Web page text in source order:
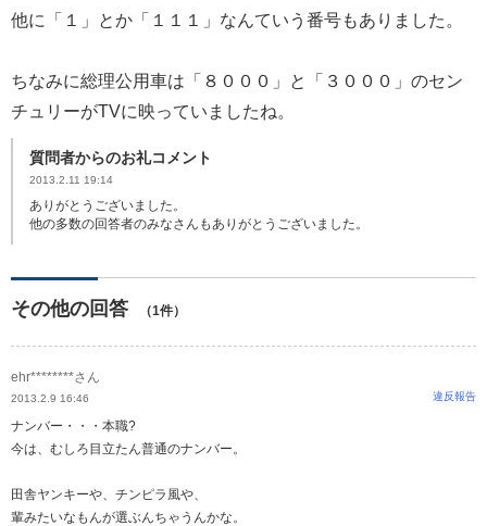
他に「１」とか「１１１」なんていう番号もありました。
ちなみに総理公用車は「８０００」と「３０００」のセン
チュリーがTVに映っていましたね。
質問者からのお礼コメント
2013.2.11 19:14
ありがとうございました。
他の多数の回答者のみなさんもありがとうございました。
その他の回答 （1件）
ehr********さん
2013.2.9 16:46 違反報告
ナンバー・・・本職?
今は、むしろ目立たん普通のナンバー。
田舎ヤンキーや、チンピラ風や、
輩みたいなもんが選ぶんちゃうんかな。